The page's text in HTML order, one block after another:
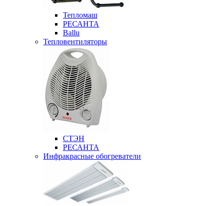
Тепломаш
РЕСАНТА
Ballu
Тепловентиляторы
СТЭН
РЕСАНТА
Инфракрасные обогреватели